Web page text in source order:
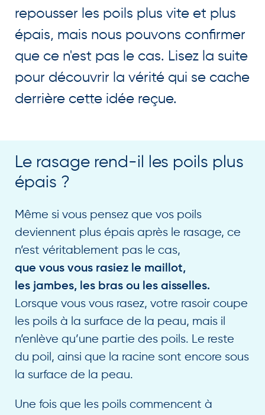
repousser les poils plus vite et plus
épais, mais nous pouvons confirmer
que ce n'est pas le cas. Lisez la suite
pour découvrir la vérité qui se cache
derrière cette idée reçue.
Le rasage rend-il les poils plus
épais ?
Même si vous pensez que vos poils
deviennent plus épais après le rasage, ce
n’est véritablement pas le cas,
que vous vous rasiez le maillot,
les jambes, les bras ou les aisselles.
Lorsque vous vous rasez, votre rasoir coupe
les poils à la surface de la peau, mais il
n’enlève qu’une partie des poils. Le reste
du poil, ainsi que la racine sont encore sous
la surface de la peau.
Une fois que les poils commencent à